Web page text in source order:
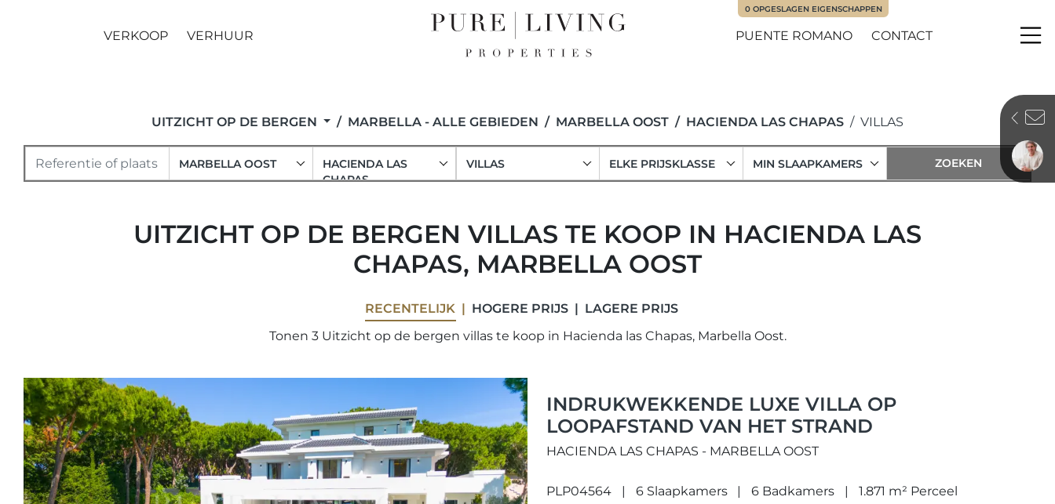
VERKOOP VERHUUR PUENTE ROMANO CONTACT
0 OPGESLAGEN EIGENSCHAPPEN
UITZICHT OP DE BERGEN MARBELLA - ALLE GEBIEDEN MARBELLA OOST HACIENDA LAS CHAPAS VILLAS
MARBELLA OOST
HACIENDA LAS
CHAPAS
VILLAS ELKE PRIJSKLASSE MIN SLAAPKAMERS
UITZICHT OP DE BERGEN VILLAS TE KOOP IN HACIENDA LAS
CHAPAS, MARBELLA OOST
RECENTELIJK HOGERE PRIJS
LAGERE PRIJS
Tonen 3 Uitzicht op de bergen villas te koop in Hacienda las Chapas, Marbella Oost.
INDRUKWEKKENDE LUXE VILLA OP
LOOPAFSTAND VAN HET STRAND
HACIENDA LAS CHAPAS - MARBELLA OOST
PLP04564 6 Slaapkamers 6 Badkamers 1.871 m² Perceel